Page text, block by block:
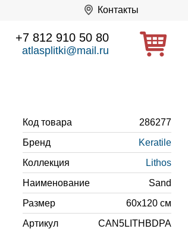
Контакты
+7 812 910 50 80
atlasplitki@mail.ru
Код товара
286277
Бренд
Keratile
Коллекция
Lithos
Наименование
Sand
Размер
60x120 см
Артикул
CAN5LITHBDPA